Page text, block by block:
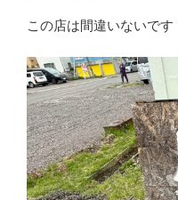
この店は間違いないです